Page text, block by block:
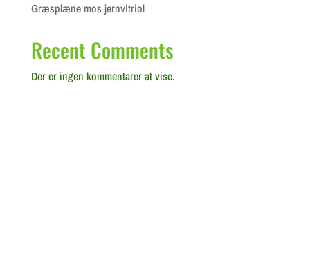
Græsplæne mos jernvitriol
Recent Comments
Der er ingen kommentarer at vise.